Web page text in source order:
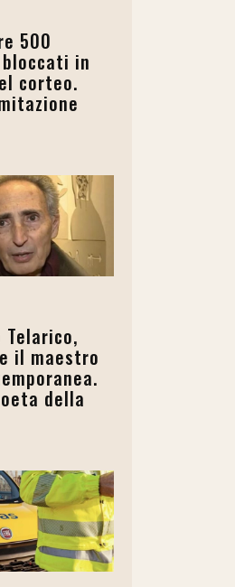
500
in
corteo.
Telarico,
il maestro
della